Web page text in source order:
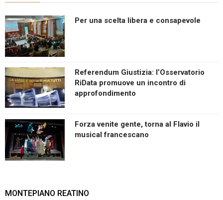
Per una scelta libera e consapevole
Referendum Giustizia: l’Osservatorio
RiData promuove un incontro di
approfondimento
Forza venite gente, torna al Flavio il
musical francescano
MONTEPIANO REATINO